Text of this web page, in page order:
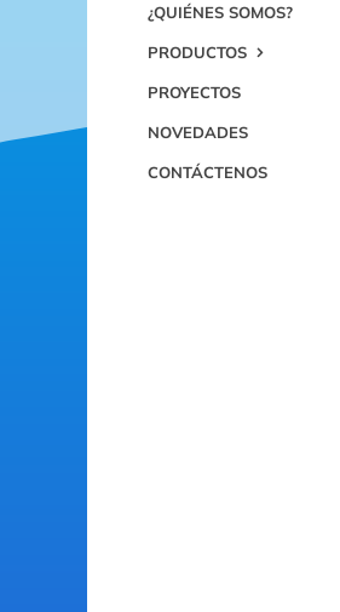
¿QUIÉNES SOMOS?
PRODUCTOS
PROYECTOS
NOVEDADES
CONTÁCTENOS